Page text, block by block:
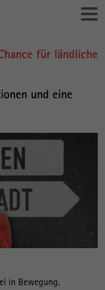
für ländliche
und eine
in Bewegung.